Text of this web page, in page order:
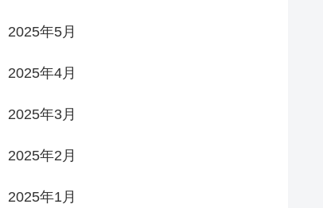
2025年5月
2025年4月
2025年3月
2025年2月
2025年1月